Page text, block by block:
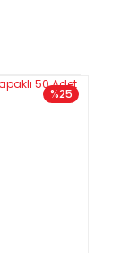
%25